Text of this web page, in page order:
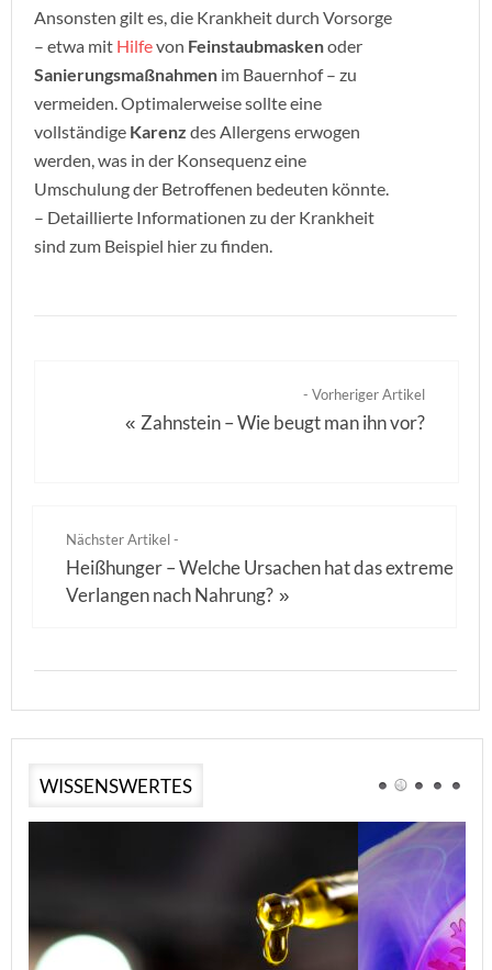
Ansonsten gilt es, die Krankheit durch Vorsorge
– etwa mit Hilfevon Feinstaubmaskenoder
Sanierungsmaßnahmen im Bauernhof – zu
vermeiden. Optimalerweise sollte eine
vollständige Karenz des Allergens erwogen
werden, was in der Konsequenz eine
Umschulung der Betroffenen bedeuten könnte.
– Detaillierte Informationen zu der Krankheit
sind zum Beispiel hier zu finden.
- Vorheriger Artikel
«Zahnstein – Wie beugt man ihn vor?
Nächster Artikel -
Heißhunger – Welche Ursachen hat das extreme
Verlangen nach Nahrung? »
WISSENSWERTES